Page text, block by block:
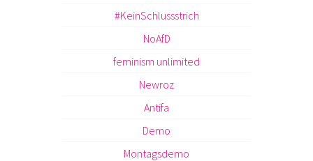
#KeinSchlussstrich
NoAfD
feminism unlimited
Newroz
Antifa
Demo
Montagsdemo